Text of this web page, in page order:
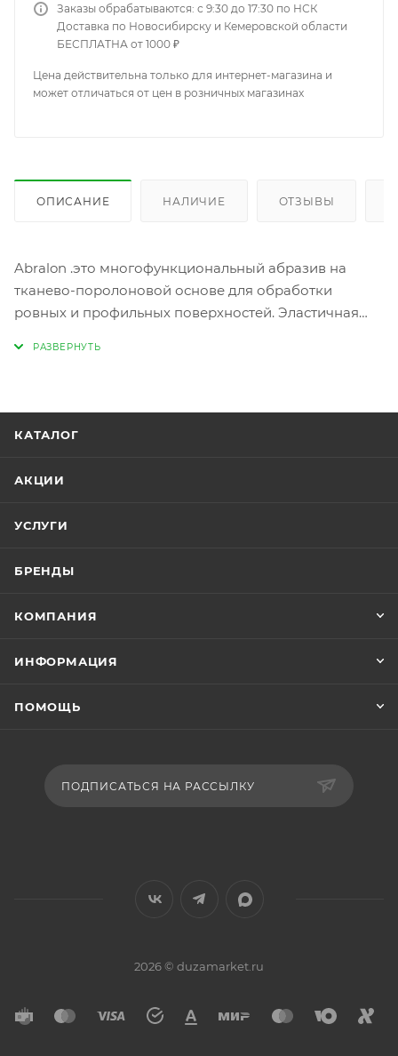
Заказы обрабатываются: с 9:30 до 17:30 по НСК
Доставка по Новосибирску и Кемеровской области
БЕСПЛАТНА от 1000 ₽
Цена действительна только для интернет-магазина и
может отличаться от цен в розничных магазинах
ОПИСАНИЕ НАЛИЧИЕ ОТЗЫВЫ
Abralon .это многофункциональный абразив на
тканево-поролоновой основе для обработки
ровных и профильных поверхностей. Эластичная
подготовки поверхности композитных деталей
перед нанесением праймера и финишного
финишной обработки праймера и нижнего слоя
на ЛКП и финишной шлифовки лака перед
КАТАЛОГ
АКЦИИ
УСЛУГИ
БРЕНДЫ
КОМПАНИЯ
ИНФОРМАЦИЯ
ПОМОЩЬ
ПОДПИСАТЬСЯ НА РАССЫЛКУ
2026 © duzamarket.ru